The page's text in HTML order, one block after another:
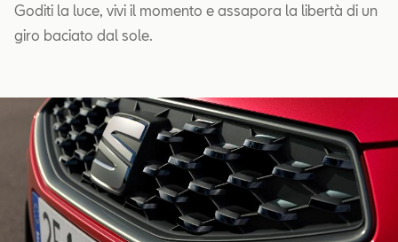
Goditi la luce, vivi il momento e assapora la libertà di un
giro baciato dal sole.